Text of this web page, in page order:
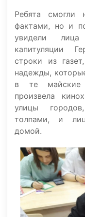
Ребята смогли
фактами, но и
увидели
капитуляции
строки из
надежды,
в те майские
произвела
улицы
толпами, и
домой.